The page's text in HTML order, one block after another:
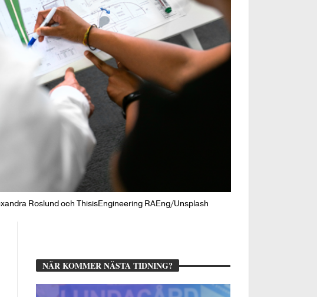
Roslund och ThisisEngineering RAEng/Unsplash
NÄR KOMMER NÄSTA TIDNING?